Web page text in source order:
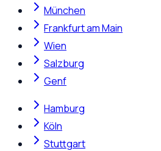
München
Frankfurt am Main
Wien
Salzburg
Genf
Hamburg
Köln
Stuttgart